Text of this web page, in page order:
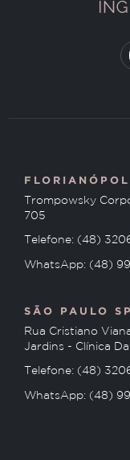
Trompowsky
705
Telefone: (48)
WhatsApp: (48)
SÃO PAULO SP
Rua Cristiano
Jardins - Clínica
Telefone: (48)
WhatsApp: (48)